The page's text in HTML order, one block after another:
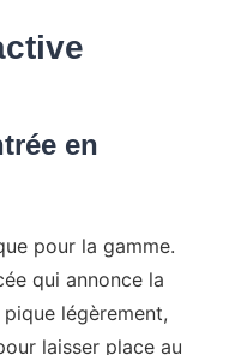
en
pour la gamme.
qui annonce la
légèrement,
laisser place au